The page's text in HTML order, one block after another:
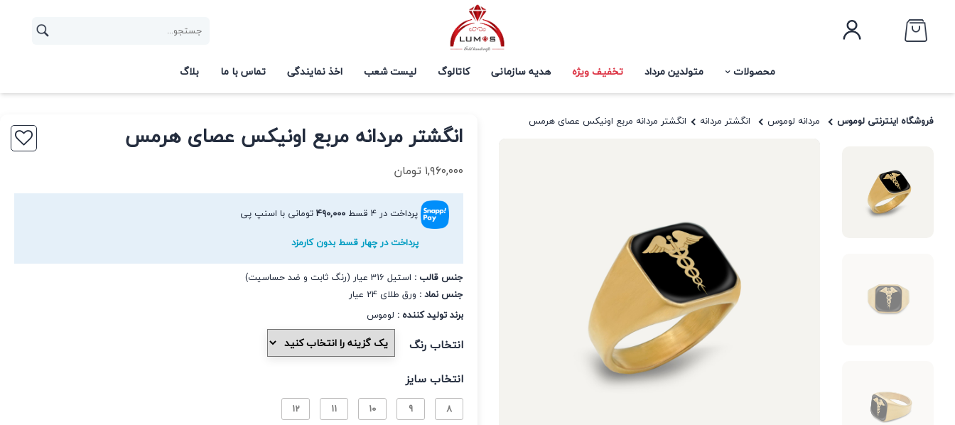
محصولات متولدین مرداد تخفیف ویژه هدیه سازمانی کاتالوگ لیست شعب اخذ نمایندگی تماس با ما بلاگ
فروشگاه اینترنتی لوموس مردانه لوموس انگشتر مردانه انگشتر مردانه مربع اونیکس عصای هرمس انگشتر مردانه مربع اونیکس عصای هرمس
۱,۹۶۰,۰۰۰ تومان
پرداخت در ۴ قسط ۴۹۰,۰۰۰تومانی با اسنپ پی
پرداخت در چهار قسط بدون کارمزد
جنس قالب : استیل 316 عیار (رنگ ثابت و ضد حساسیت)
جنس نماد : ورق طلای 24 عیار
برند تولید کننده : لوموس
انتخاب رنگ
انتخاب سایز
8
9
10
11
12